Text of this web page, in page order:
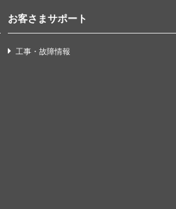
お客さまサポート
工事・故障情報